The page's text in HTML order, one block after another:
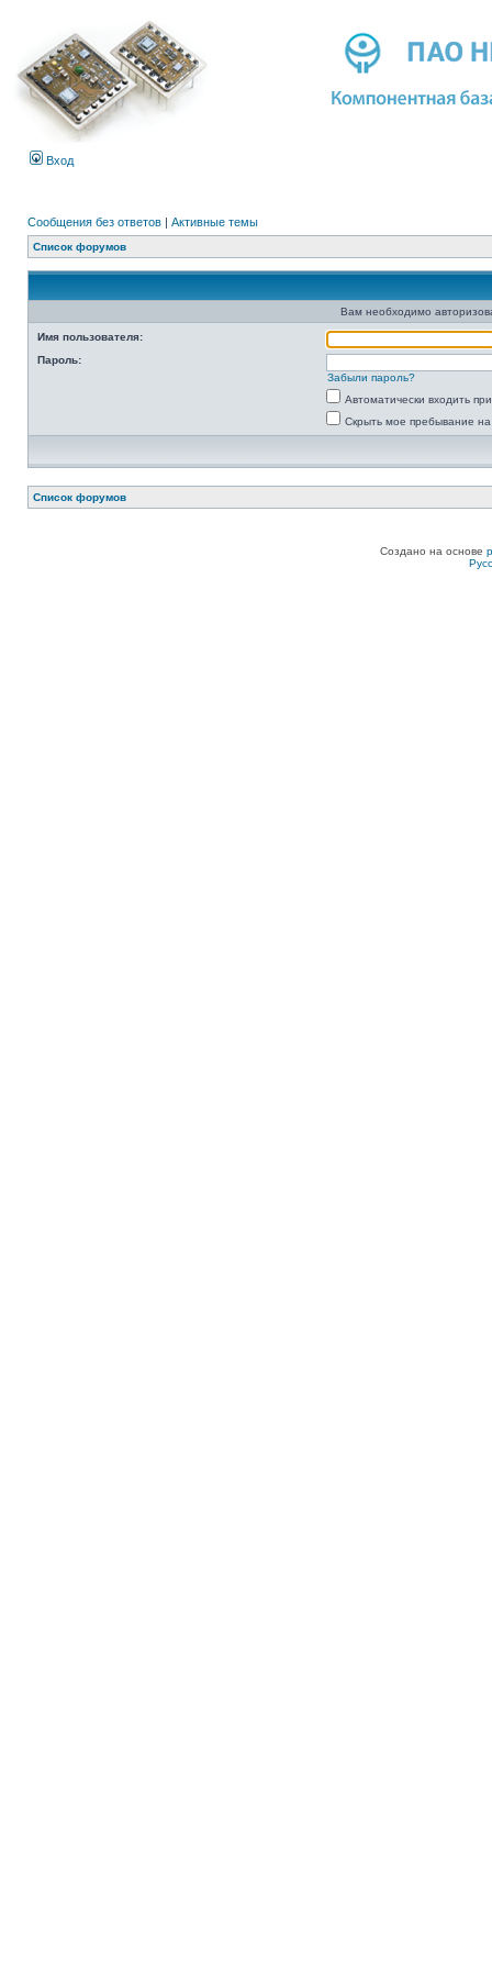
Вход
Сообщения без ответов | Активные темы
Список форумов
Вам необходимо
Имя пользователя:
Пароль:
Забыли пароль?
Автоматически входить
Скрыть мое пребывание
Список форумов
Создано на основе